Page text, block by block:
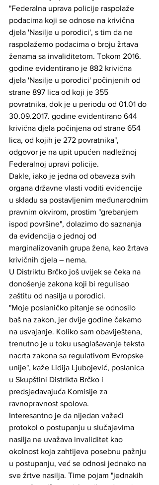
"Federalna uprava policije raspolaže
podacima koji se odnose na krivična
djela 'Nasilje u porodici', s tim da ne
raspolažemo podacima o broju žrtava
ženama sa invaliditetom. Tokom 2016.
godine evidentirano je 882 krivična
djela 'Nasilje u porodici' počinjenih od
strane 897 lica od koji je 355
povratnika, dok je u periodu od 01.01 do
30.09.2017. godine evidentirano 644
krivična djela počinjena od strane 654
lica, od kojih je 272 povratnika",
odgovor je na upit upućen nadležnoj
Federalnoj upravi policije.
Dakle, iako je jedna od obaveza svih
organa državne vlasti voditi evidencije
u skladu sa postavljenim međunarodnim
pravnim okvirom, prostim "grebanjem
ispod površine", dolazimo do saznanja
da evidencija o jednoj od
marginalizovanih grupa žena, kao žrtava
krivičnih djela – nema.
U Distriktu Brčko još uvijek se čeka na
donošenje zakona koji bi regulisao
zaštitu od nasilja u porodici.
"Moje poslaničko pitanje se odnosilo
baš na zakon, jer dvije godine čekamo
na usvajanje. Koliko sam obaviještena,
trenutno je u toku usaglašavanje teksta
nacrta zakona sa regulativom Evropske
unije", kaže Lidija Ljubojević, poslanica
u Skupštini Distrikta Brčko i
predsjedavajuća Komisije za
ravnopravnost spolova.
Interesantno je da nijedan važeći
protokol o postupanju u slučajevima
nasilja ne uvažava invaliditet kao
okolnost koja zahtijeva posebnu pažnju
u postupanju, već se odnosi jednako na
sve žrtve nasilja. Time pojam "jednakih